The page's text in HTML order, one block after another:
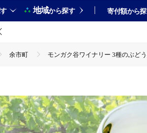
地域から探す 寄付額から
余市町 モンガク谷ワイナリー 3種のぶど